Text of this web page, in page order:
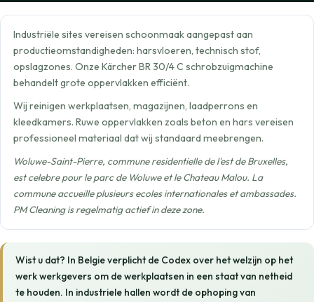
Industriële sites vereisen schoonmaak aangepast aan
productieomstandigheden: harsvloeren, technisch stof,
opslagzones. Onze Kärcher BR 30/4 C schrobzuigmachine
behandelt grote oppervlakken efficiënt.
Wij reinigen werkplaatsen, magazijnen, laadperrons en
kleedkamers. Ruwe oppervlakken zoals beton en hars vereisen
professioneel materiaal dat wij standaard meebrengen.
Woluwe-Saint-Pierre, commune residentielle de l'est de Bruxelles,
est celebre pour le parc de Woluwe et le Chateau Malou. La
commune accueille plusieurs ecoles internationales et ambassades.
PM Cleaning is regelmatig actief in deze zone.
Wist u dat? In Belgie verplicht de Codex over het welzijn op het
werk werkgevers om de werkplaatsen in een staat van netheid
te houden. In industriele hallen wordt de ophoping van